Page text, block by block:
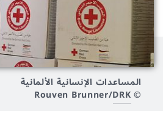
المساعدات الإنسانية الألمانية
© Rouven Brunner/
DRK